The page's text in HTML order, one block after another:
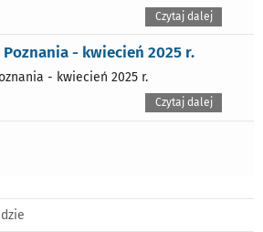
Czytaj dalej
- kwiecień 2025 r.
- kwiecień 2025 r.
Czytaj dalej